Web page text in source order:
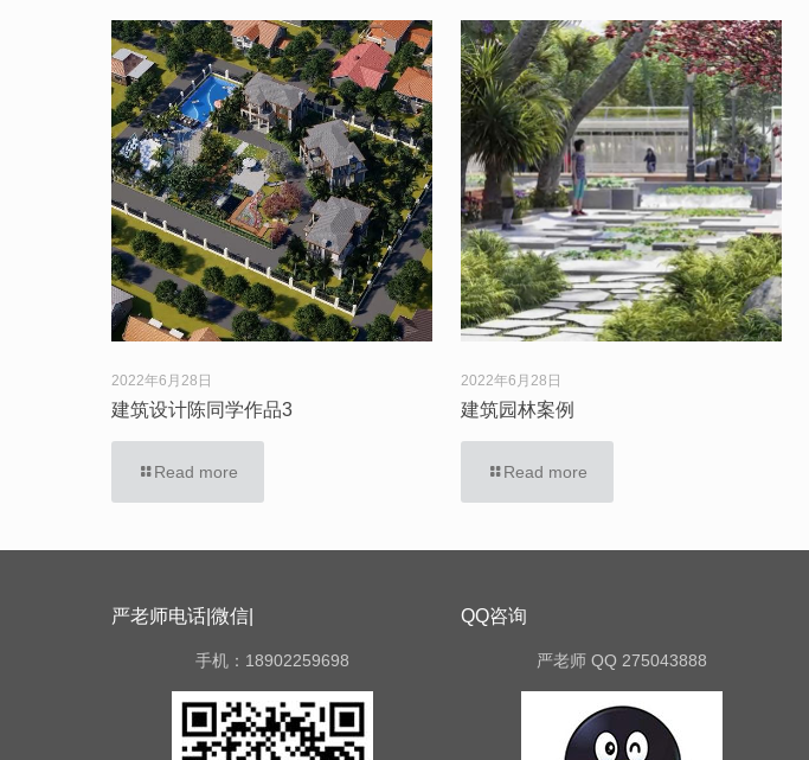
2022年6月28日
建筑设计陈同学作品3
Read more
2022年6月28日
建筑园林案例
Read more
严老师电话|微信|
手机：18902259698
QQ咨询
严老师 QQ 275043888